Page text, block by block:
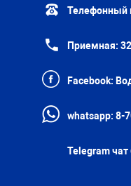
Телефонный
Приемная:
Facebook:
whatsapp: 8-
Telegram чат